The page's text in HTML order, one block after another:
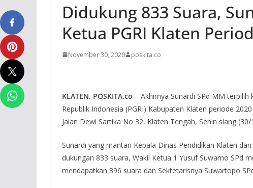
Didukung 833 Suara,
Ketua PGRI Klaten
November 30, 2020 poskita.co
KLATEN, POSKITA.co – Akhirnya Sunardi SPd MM
Republik Indonesia (PGRI) Kabupaten Klaten periode
Jalan Dewi Sartika No 32, Klaten Tengah, Senin siang
Sunardi yang mantan Kepala Dinas Pendidikan Klaten
dukungan 833 suara, Wakil Ketua 1 Yusuf Suwarno SPd
mendapatkan 396 suara dan Sektetarisnya Suwartopo